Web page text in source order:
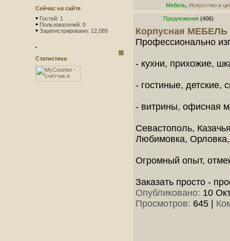
Сейчас на сайте
Гостей: 1
Пользователей: 0
Зарегистрировано: 12,089
Статистика
Мебель Искусство и
Предложения (406)
Корпусная МЕБЕЛЬ
Профессионально
- кухни, прихожие,
- гостиные, детские,
- витрины, офисная
Севастополь,
Любимовка,
Огромный опыт,
Заказать просто -
Опубликовано: 10
Просмотров: 645